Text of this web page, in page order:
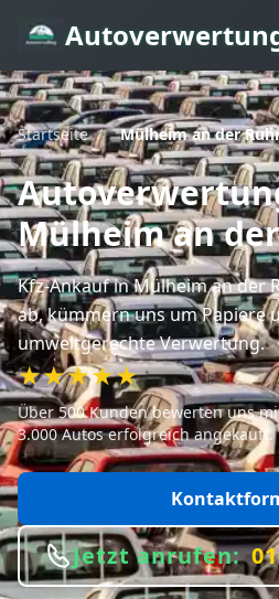
Startseite / Mülheim an der
Mülheim an
Kfz-Ankaufin Mülheim an der
ab, kümmern uns um Papiere
umweltgerechte Verwertung.
★★★★★
Über 500 Kunden bewerten uns
3.000 Autos erfolgreich angekauft.
Jetzt anrufen: